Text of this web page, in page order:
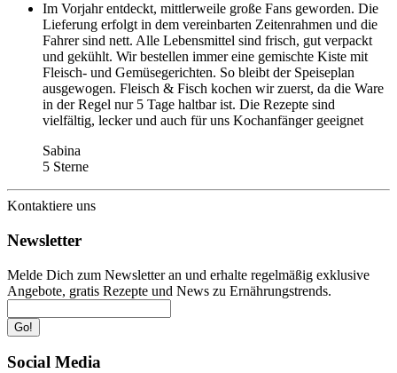
Im Vorjahr entdeckt, mittlerweile große Fans geworden. Die
Lieferung erfolgt in dem vereinbarten Zeitenrahmen und die
Fahrer sind nett. Alle Lebensmittel sind frisch, gut verpackt
und gekühlt. Wir bestellen immer eine gemischte Kiste mit
Fleisch- und Gemüsegerichten. So bleibt der Speiseplan
ausgewogen. Fleisch & Fisch kochen wir zuerst, da die Ware
in der Regel nur 5 Tage haltbar ist. Die Rezepte sind
vielfältig, lecker und auch für uns Kochanfänger geeignet
Sabina
5 Sterne
Kontaktiere uns
Newsletter
Melde Dich zum Newsletter an und erhalte regelmäßig exklusive
Angebote, gratis Rezepte und News zu Ernährungstrends.
Go!
Social Media